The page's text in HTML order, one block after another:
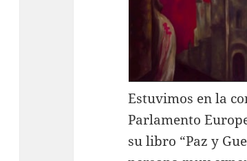
Estuvimos en la
Parlamento
su libro “Paz y